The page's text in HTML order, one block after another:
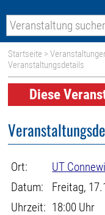
Startseite >
Veranstaltungsdetails
Diese
Ort:
UT
Datum:
Freitag,
Uhrzeit: 18:00 Uhr